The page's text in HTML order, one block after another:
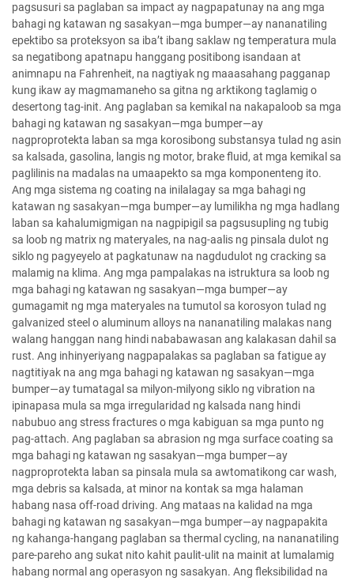
pagsusuri sa paglaban sa impact ay nagpapatunay na ang mga
bahagi ng katawan ng sasakyan—mga bumper—ay nananatiling
epektibo sa proteksyon sa iba’t ibang saklaw ng temperatura mula
sa negatibong apatnapu hanggang positibong isandaan at
animnapu na Fahrenheit, na nagtiyak ng maaasahang pagganap
kung ikaw ay magmamaneho sa gitna ng arktikong taglamig o
desertong tag-init. Ang paglaban sa kemikal na nakapaloob sa mga
bahagi ng katawan ng sasakyan—mga bumper—ay
nagproprotekta laban sa mga korosibong substansya tulad ng asin
sa kalsada, gasolina, langis ng motor, brake fluid, at mga kemikal sa
paglilinis na madalas na umaapekto sa mga komponenteng ito.
Ang mga sistema ng coating na inilalagay sa mga bahagi ng
katawan ng sasakyan—mga bumper—ay lumilikha ng mga hadlang
laban sa kahalumigmigan na nagpipigil sa pagsusupling ng tubig
sa loob ng matrix ng materyales, na nag-aalis ng pinsala dulot ng
siklo ng pagyeyelo at pagkatunaw na nagdudulot ng cracking sa
malamig na klima. Ang mga pampalakas na istruktura sa loob ng
mga bahagi ng katawan ng sasakyan—mga bumper—ay
gumagamit ng mga materyales na tumutol sa korosyon tulad ng
galvanized steel o aluminum alloys na nananatiling malakas nang
walang hanggan nang hindi nababawasan ang kalakasan dahil sa
rust. Ang inhinyeriyang nagpapalakas sa paglaban sa fatigue ay
nagtitiyak na ang mga bahagi ng katawan ng sasakyan—mga
bumper—ay tumatagal sa milyon-milyong siklo ng vibration na
ipinapasa mula sa mga irregularidad ng kalsada nang hindi
nabubuo ang stress fractures o mga kabiguan sa mga punto ng
pag-attach. Ang paglaban sa abrasion ng mga surface coating sa
mga bahagi ng katawan ng sasakyan—mga bumper—ay
nagproprotekta laban sa pinsala mula sa awtomatikong car wash,
mga debris sa kalsada, at minor na kontak sa mga halaman
habang nasa off-road driving. Ang mataas na kalidad na mga
bahagi ng katawan ng sasakyan—mga bumper—ay nagpapakita
ng kahanga-hangang paglaban sa thermal cycling, na nananatiling
pare-pareho ang sukat nito kahit paulit-ulit na mainit at lumalamig
habang normal ang operasyon ng sasakyan. Ang fleksibilidad na